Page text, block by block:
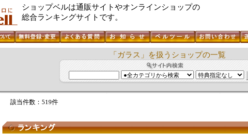
ショップベルは通販サイトやオンラインショップの
総合ランキングサイトです。
「ガラス」を扱うショップの一覧
該当件数：519件